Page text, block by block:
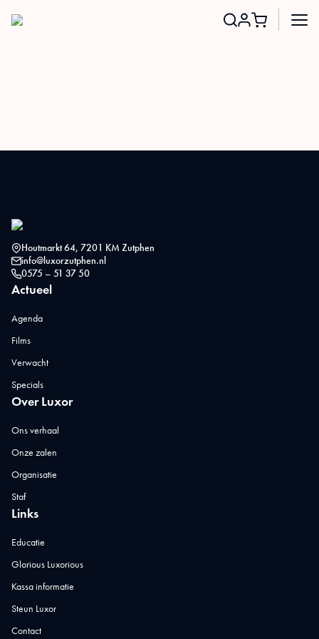
Houtmarkt 64, 7201 KM Zutphen
info@luxorzutphen.nl
0575 – 51 37 50
Actueel
Agenda
Films
Verwacht
Specials
Over Luxor
Ons verhaal
Onze zalen
Organisatie
Staf
Links
Educatie
Glorious Luxorious
Kassa informatie
Steun Luxor
Contact